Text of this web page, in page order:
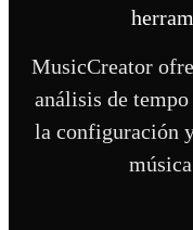
MusicCreator
análisis de
la configuración